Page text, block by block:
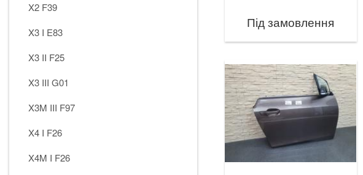
X2 F39
X3 I E83
X3 II F25
X3 III G01
X3M III F97
X4 I F26
X4M I F26
Під замовлення